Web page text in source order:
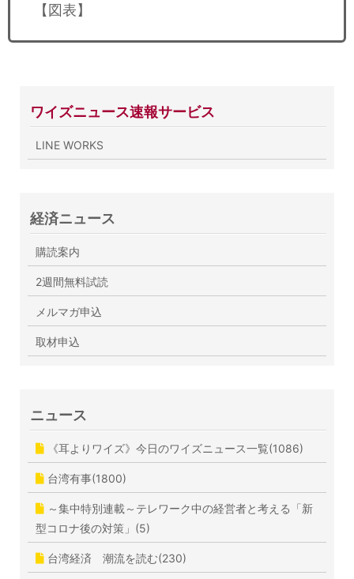
【図表】
ワイズニュース速報サービス
LINE WORKS
経済ニュース
購読案内
2週間無料試読
メルマガ申込
取材申込
ニュース
《耳よりワイズ》今日のワイズニュース一覧(1086)
台湾有事(1800)
～集中特別連載～テレワーク中の経営者と考える「新
型コロナ後の対策」(5)
台湾経済 潮流を読む(230)